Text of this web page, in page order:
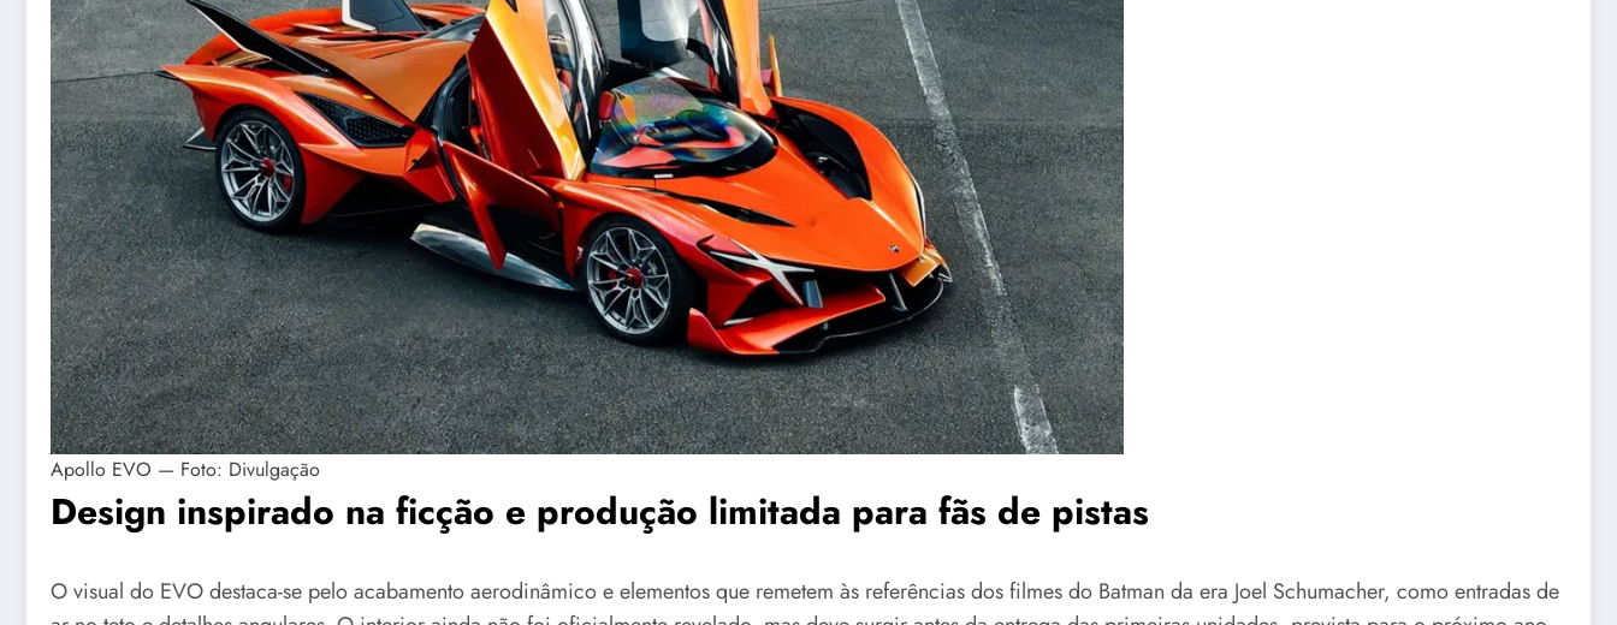
Apollo EVO — Foto: Divulgação
Design inspirado na ficção e produção limitada para fãs de pistas
O visual do EVO destaca-se pelo acabamento aerodinâmico e elementos que remetem às referências dos filmes do Batman da era Joel Schumacher, como entradas de